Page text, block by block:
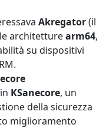
Akregator(il
architetturearm64,
su dispositivi
in KSanecore, un
della sicurezza
miglioramento